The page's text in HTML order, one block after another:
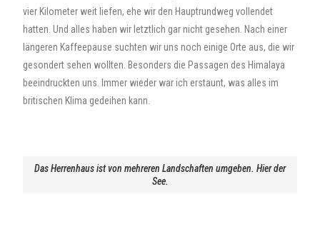
vier Kilometer weit liefen, ehe wir den Hauptrundweg vollendet
hatten. Und alles haben wir letztlich gar nicht gesehen. Nach einer
längeren Kaffeepause suchten wir uns noch einige Orte aus, die wir
gesondert sehen wollten. Besonders die Passagen des Himalaya
beeindruckten uns. Immer wieder war ich erstaunt, was alles im
britischen Klima gedeihen kann.
Das Herrenhaus ist von mehreren Landschaften umgeben. Hier der
See.